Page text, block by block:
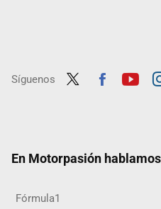
Síguenos
En Motorpasión
Fórmula1